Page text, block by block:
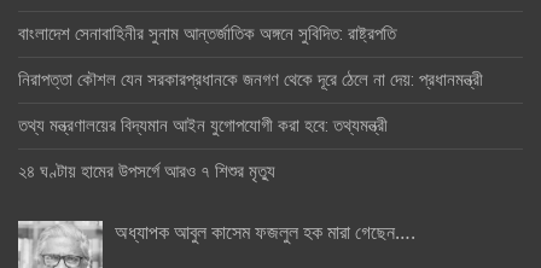
বাংলাদেশ সেনাবাহিনীর সুনাম আন্তর্জাতিক অঙ্গনে সুবিদিত: রাষ্ট্রপতি
নিরাপত্তা কৌশল যেন সরকারপ্রধানকে জনগণ থেকে দূরে ঠেলে না দেয়: প্রধানমন্ত্রী
তথ্য মন্ত্রণালয়ের বিদ্যমান আইন যুগোপযোগী করা হবে: তথ্যমন্ত্রী
২৪ ঘণ্টায় হামের উপসর্গে আরও ৭ শিশুর মৃত্যু
অধ্যাপক আবুল কাসেম ফজলুল হক মারা গেছেন….